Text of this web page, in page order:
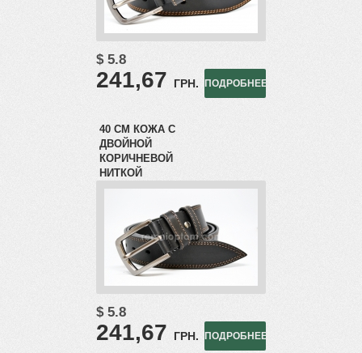
Вход
$ 5.8
241,67 ГРН. ПОДРОБНЕЕ
40 СМ КОЖА С
ДВОЙНОЙ
КОРИЧНЕВОЙ
НИТКОЙ
$ 5.8
241,67 ГРН. ПОДРОБНЕЕ